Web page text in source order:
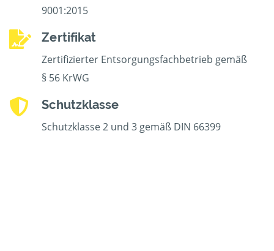
9001:2015
Zertifikat
Zertifizierter Entsorgungsfachbetrieb gemäß
§ 56 KrWG
Schutzklasse
Schutzklasse 2 und 3 gemäß DIN 66399